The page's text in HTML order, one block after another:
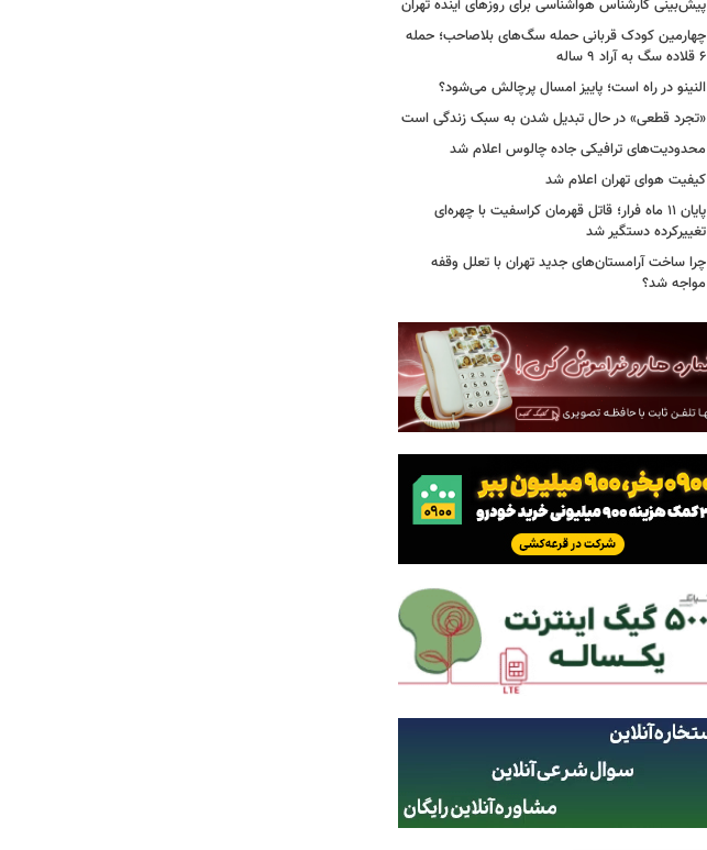
پیش‌بینی کارشناس هواشناسی برای روزهای آینده تهران
چهارمین کودک قربانی حمله سگ‌های بلاصاحب؛ حمله
۶ قلاده سگ به آراد ۹ ساله
النینو در راه است؛ پاییز امسال پرچالش می‌شود؟
«تجرد قطعی» در حال تبدیل شدن به سبک زندگی است
محدودیت‌های ترافیکی جاده چالوس اعلام شد
کیفیت هوای تهران اعلام شد
پایان ۱۱ ماه فرار؛ قاتل قهرمان کراسفیت با چهره‌ای
تغییرکرده دستگیر شد
چرا ساخت آرامستان‌های جدید تهران با تعلل وقفه
مواجه شد؟